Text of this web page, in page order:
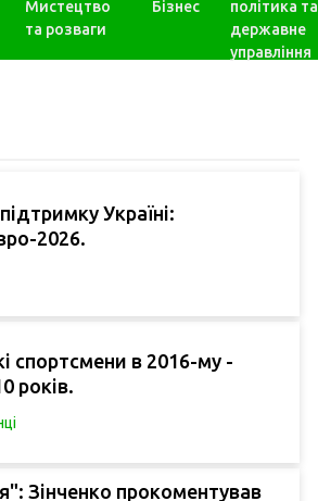
Мистецтво
та розваги
Бізнес
політика та
державне
управління
Україні:
2026.
спортсмени в 2016-му -
років.
Зінченко прокоментував